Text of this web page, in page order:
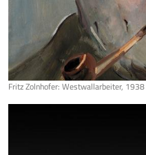
Fritz Zolnhofer: Westwallarbeiter, 1938